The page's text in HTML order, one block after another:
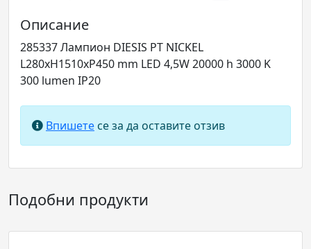
Описание
285337 Лампион DIESIS PT NICKEL
L280xH1510xP450 mm LED 4,5W 20000 h 3000 K
300 lumen IP20
Впишете се за да оставите отзив
Подобни продукти